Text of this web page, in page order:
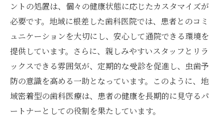
歯科医院選びのコツと重要性
歯科受診の頻度とスケジュールの組み方
地域密着型歯科医院の利用法
虫歯予防には日々のセルフケアが鍵
毎日続けるべき虫歯予防の基本ケア
効果的なセルフケアの方法とそのポイント
自宅でのケアに役立つアイテムと使い方
ントの処置は、個々の健康状態に応じたカスタマイズが
必要です。地域に根差した歯科医院では、患者とのコミ
ュニケーションを大切にし、安心して通院できる環境を
提供しています。さらに、親しみやすいスタッフとリラ
ックスできる雰囲気が、定期的な受診を促進し、虫歯予
防の意識を高める一助となっています。このように、地
域密着型の歯科医療は、患者の健康を長期的に見守るパ
ートナーとしての役割を果たしています。